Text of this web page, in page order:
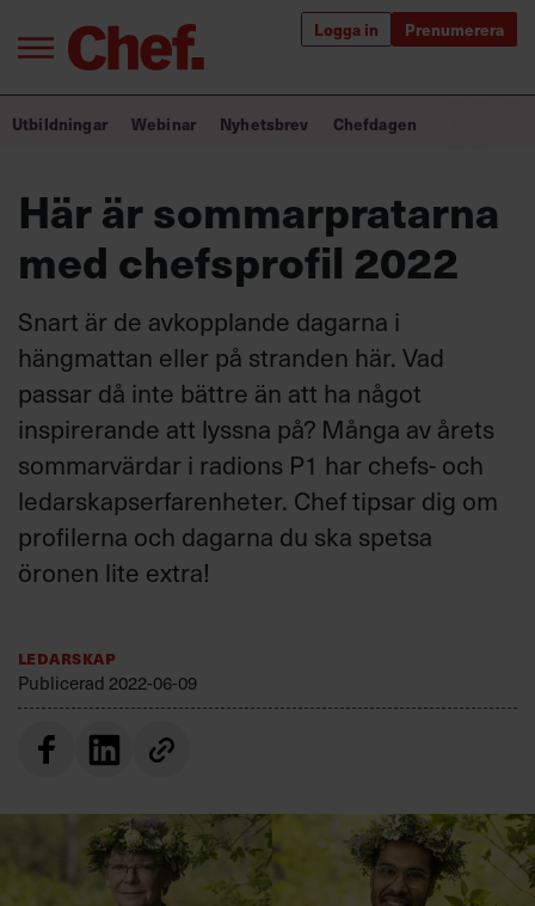
Logga in Prenumerera
Logga in
Annonsera
Om oss
Kontakta oss
Kundservice
Villkor och policy för
personuppgiftsbehandling
Sök
efter:
Bra ledare förändrar världen
Utbildning för ledare
Chefakademin+
Populära utbildningar
Utbildningar Webinar Nyhetsbrev Chefdagen
Här är sommarpratarna
med chefsprofil 2022
Snart är de avkopplande dagarna i
hängmattan eller på stranden här. Vad
passar då inte bättre än att ha något
inspirerande att lyssna på? Många av årets
sommarvärdar i radions P1 har chefs- och
ledarskapserfarenheter. Chef tipsar dig om
profilerna och dagarna du ska spetsa
öronen lite extra!
Ledarskap
Publicerad 2022-06-09